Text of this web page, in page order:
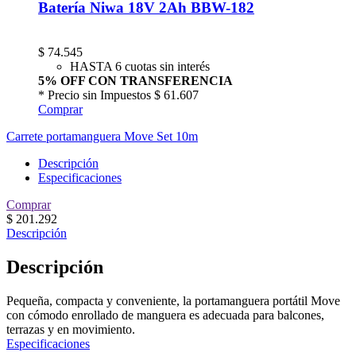
Batería Niwa 18V 2Ah BBW-182
$ 74.545
HASTA 6 cuotas sin interés
5% OFF CON TRANSFERENCIA
* Precio sin Impuestos $ 61.607
Comprar
Carrete portamanguera Move Set 10m
Descripción
Especificaciones
Comprar
$ 201.292
Descripción
Descripción
Pequeña, compacta y conveniente, la portamanguera portátil Move
con cómodo enrollado de manguera es adecuada para balcones,
terrazas y en movimiento.
Especificaciones